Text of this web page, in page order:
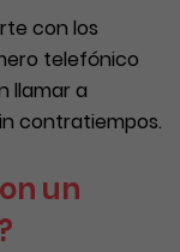
con los
telefónico
llamar a
contratiempos.
un